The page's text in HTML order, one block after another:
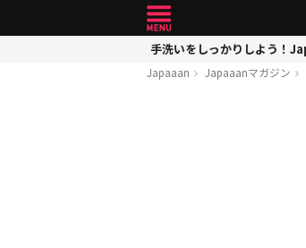
手洗いをしっかりしよう！
Japaaan Japaaanマガジン